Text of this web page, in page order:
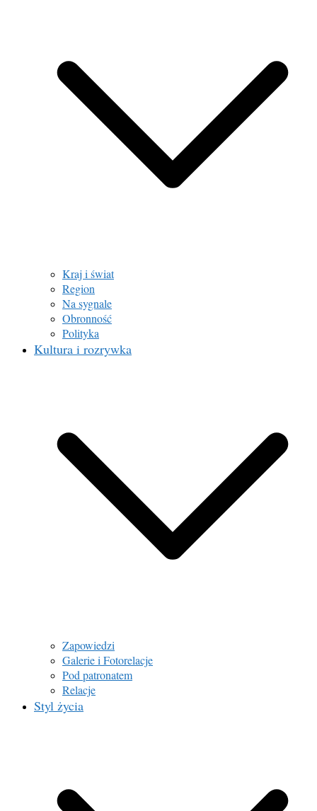
Kraj i świat
Region
Na sygnale
Obronność
Polityka
Kultura i rozrywka
Zapowiedzi
Galerie i Fotorelacje
Pod patronatem
Relacje
Styl życia